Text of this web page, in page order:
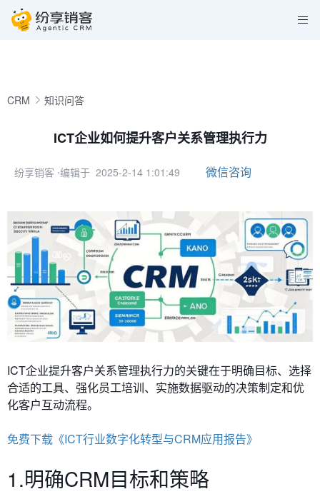
CRM 知识问答
ICT企业如何提升客户关系管理执行力
纷享销客 ⋅编辑于 2025-2-14 1:01:49 微信咨询
ICT企业提升客户关系管理执行力的关键在于明确目标、选择
合适的工具、强化员工培训、实施数据驱动的决策制定和优
化客户互动流程。
免费下载《ICT行业数字化转型与CRM应用报告》
1.明确CRM目标和策略